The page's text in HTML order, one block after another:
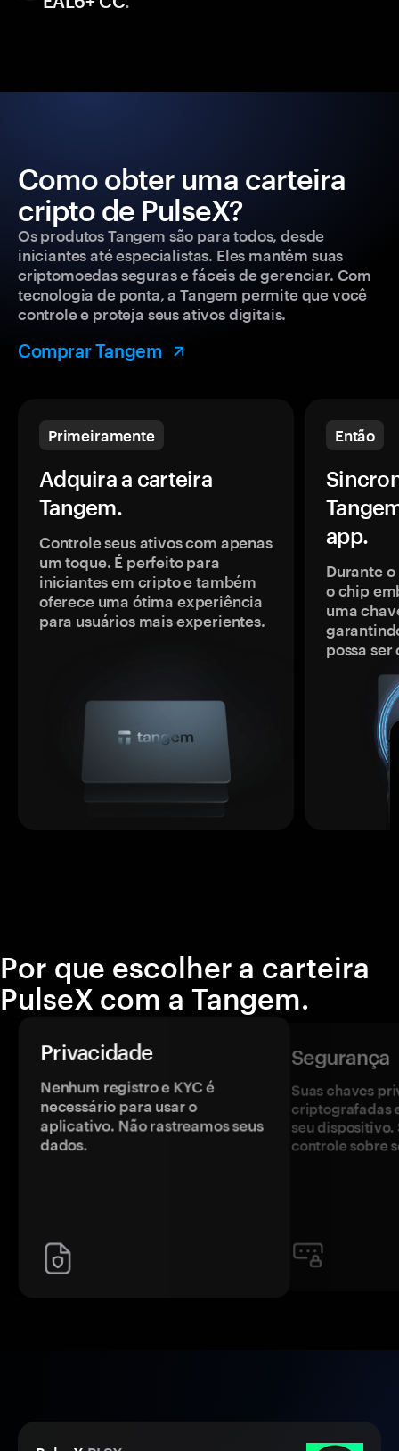
Como obter uma carteira
cripto de PulseX?
Os produtos Tangem são para todos, desde
iniciantes até especialistas. Eles mantêm suas
criptomoedas seguras e fáceis de gerenciar. Com
tecnologia de ponta, a Tangem permite que você
controle e proteja seus ativos digitais.
Comprar Tangem
Primeiramente
Adquira a carteira
Tangem.
Controle seus ativos com apenas
um toque. É perfeito para
iniciantes em cripto e também
oferece uma ótima experiência
para usuários mais experientes.
Então
app.
Durante
o chip
uma
possa
Por que escolher a carteira
PulseX com a Tangem.
Privacidade
Nenhum registro e KYC é
necessário para usar o
aplicativo. Não rastreamos seus
dados.
Segurança
Suas chaves
criptografadas
seu dispositivo.
controle sobre